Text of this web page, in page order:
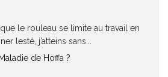
que le rouleau se limite au travail en
lesté, j’atteins sans...
de Hoffa ?